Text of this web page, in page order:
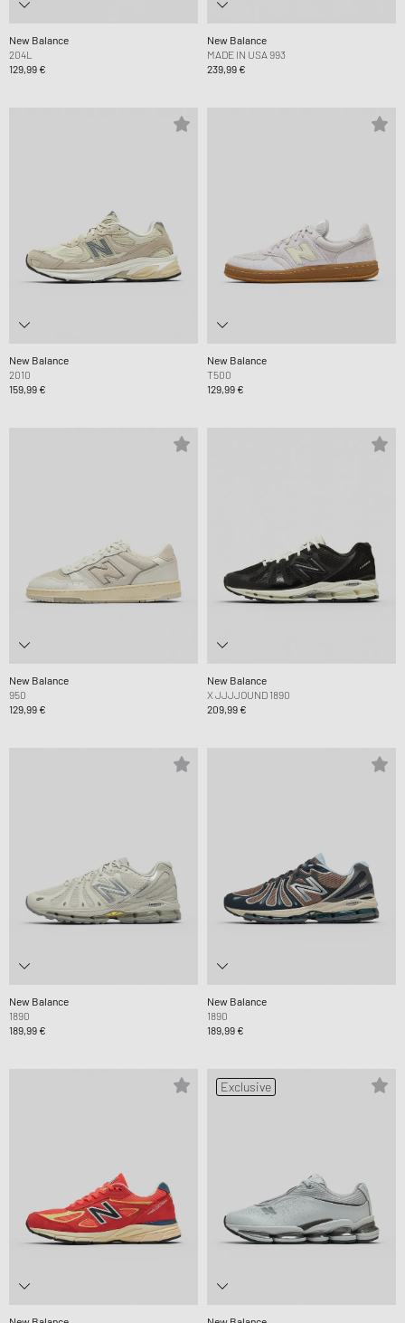
New Balance
204L
129,99 €
New Balance
MADE IN USA 993
239,99 €
New Balance
2010
159,99 €
New Balance
T500
129,99 €
New Balance
950
129,99 €
New Balance
X JJJJOUND 1890
209,99 €
New Balance
1890
189,99 €
New Balance
1890
189,99 €
Exclusive